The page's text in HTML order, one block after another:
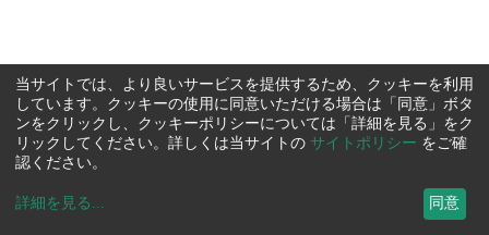
当サイトでは、より良いサービスを提供するため、クッキーを利用
しています。クッキーの使用に同意いただける場合は「同意」ボタ
ンをクリックし、クッキーポリシーについては「詳細を見る」をク
リックしてください。詳しくは当サイトの サイトポリシー をご確
認ください。
詳細を見る ... 同意